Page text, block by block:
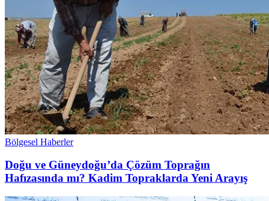
Bölgesel Haberler
Doğu ve Güneydoğu’da Çözüm Toprağın
Hafızasında mı? Kadim Topraklarda Yeni Arayış